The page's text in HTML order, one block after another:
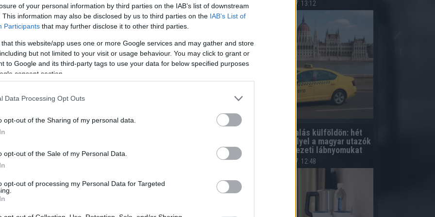
of your personal information by third parties on the IAB’s list of downstream
This information may also be disclosed by us to third parties on the IAB’s List of
Participants that may further disclose it to other third parties.
that this website/app uses one or more Google services and may gather and store
but not limited to your visit or usage behaviour. You may click to grant or
to Google and its third-party tags to use your data for below specified purposes
consent section.
Data Processing Opt Outs
opt-out of the Sharing of my personal data.
opt-out of the Sale of my Personal Data.
opt-out of processing my Personal Data for Targeted
és a nagy állami infrastrukturális
és a várható
beruházásokat, hogy kijöjjenek a
Dávid arra számít, hogy 2026-ban
meg a tavaly szintet.
2026.08.07. 13:12
Fenntarthatóbb nyaralás külföldön: hét
egyszerű szokás, amellyel a magyar utazók
csökkenthetik környezeti lábnyomukat
2026.08.07. 12:48